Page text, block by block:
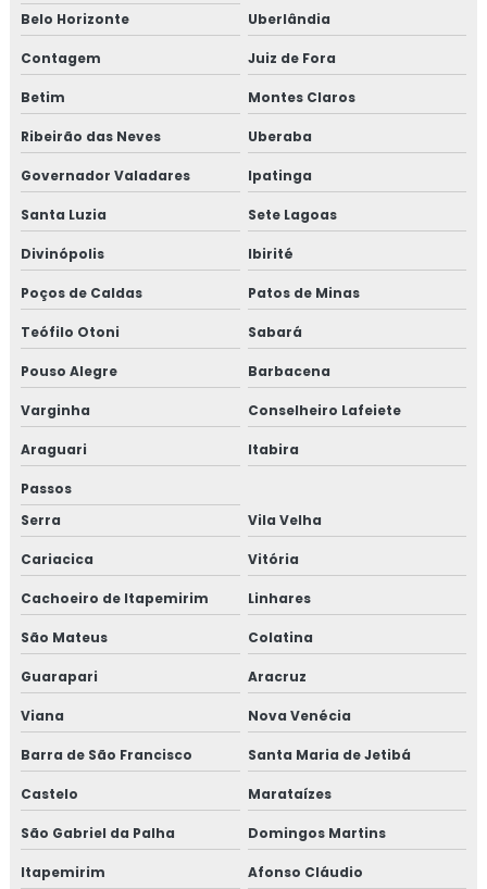
Belo Horizonte
Uberlândia
Contagem Juiz de Fora
Betim Montes Claros
Ribeirão das Neves Uberaba
Governador Valadares Ipatinga
Santa Luzia Sete Lagoas
Divinópolis Ibirité
Poços de Caldas Patos de Minas
Teófilo Otoni Sabará
Pouso Alegre Barbacena
Varginha Conselheiro Lafeiete
Araguari Itabira
Passos
Serra
Vila Velha
Cariacica Vitória
Cachoeiro de Itapemirim Linhares
São Mateus Colatina
Guarapari Aracruz
Viana Nova Venécia
Barra de São Francisco Santa Maria de Jetibá
Castelo Marataízes
São Gabriel da Palha Domingos Martins
Itapemirim Afonso Cláudio